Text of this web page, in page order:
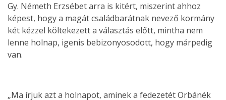
Gy. Németh Erzsébet arra is kitért, miszerint ahhoz
képest, hogy a magát családbarátnak nevező kormány
két kézzel költekezett a választás előtt, mintha nem
lenne holnap, igenis bebizonyosodott, hogy márpedig
van.
„Ma írjuk azt a holnapot, aminek a fedezetét Orbánék